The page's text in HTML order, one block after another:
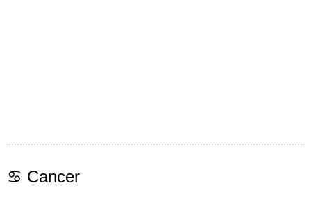
♋ Cancer